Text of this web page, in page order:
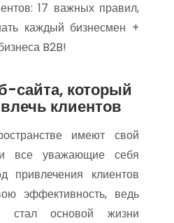
сайта, который
клиентов
имеют свой
все уважающие себя
клиентов
эффективность, ведь
стал основой жизни